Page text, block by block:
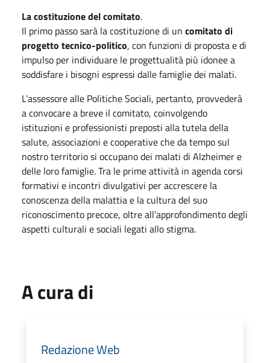
La costituzione del comitato.
Il primo passo sarà la costituzione di un comitato di
progetto tecnico-politico, con funzioni di proposta e di
impulso per individuare le progettualità più idonee a
soddisfare i bisogni espressi dalle famiglie dei malati.
L’assessore alle Politiche Sociali, pertanto, provvederà
a convocare a breve il comitato, coinvolgendo
istituzioni e professionisti preposti alla tutela della
salute, associazioni e cooperative che da tempo sul
nostro territorio si occupano dei malati di Alzheimer e
delle loro famiglie. Tra le prime attività in agenda corsi
formativi e incontri divulgativi per accrescere la
conoscenza della malattia e la cultura del suo
riconoscimento precoce, oltre all’approfondimento degli
aspetti culturali e sociali legati allo stigma.
A cura di
Redazione Web